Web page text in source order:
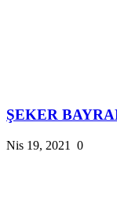
ŞEKER
Nis 19, 2021 0